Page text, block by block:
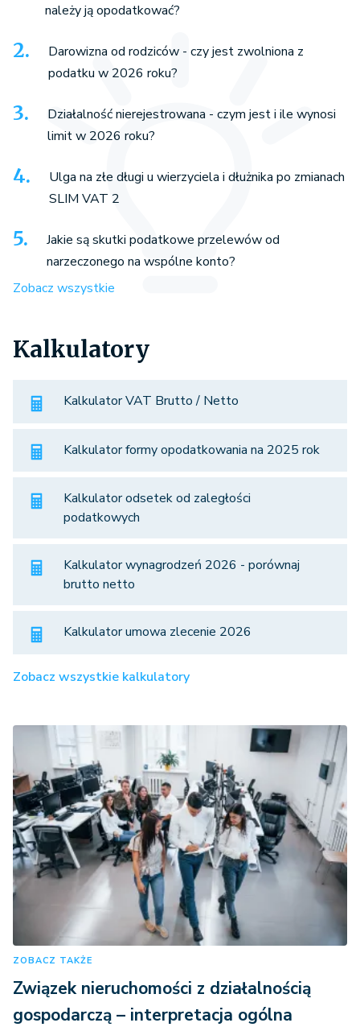
należy ją opodatkować?
Darowizna od rodziców - czy jest zwolniona z
podatku w 2026 roku?
Działalność nierejestrowana - czym jest i ile wynosi
limit w 2026 roku?
Ulga na złe długi u wierzyciela i dłużnika po zmianach
SLIM VAT 2
Jakie są skutki podatkowe przelewów od
narzeczonego na wspólne konto?
Zobacz wszystkie
Kalkulatory
Kalkulator VAT Brutto / Netto
Kalkulator formy opodatkowania na 2025 rok
Kalkulator odsetek od zaległości
podatkowych
Kalkulator wynagrodzeń 2026 - porównaj
brutto netto
Kalkulator umowa zlecenie 2026
Zobacz wszystkie kalkulatory
ZOBACZ TAKŻE
Związek nieruchomości z działalnością
gospodarczą – interpretacja ogólna